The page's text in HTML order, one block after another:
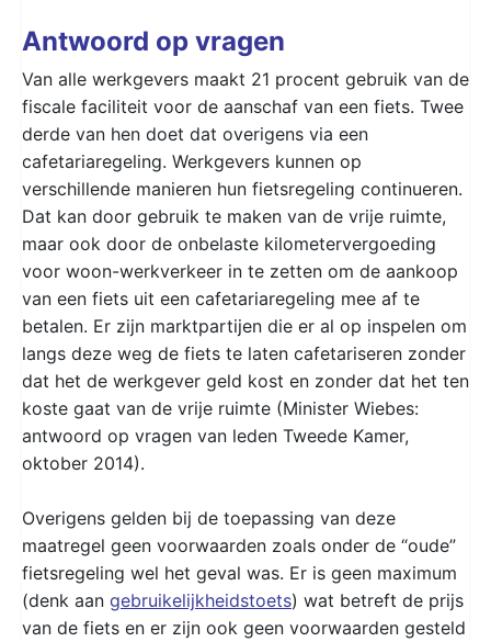
Antwoord op vragen
Van alle werkgevers maakt 21 procent gebruik van de
fiscale faciliteit voor de aanschaf van een fiets. Twee
derde van hen doet dat overigens via een
cafetariaregeling. Werkgevers kunnen op
verschillende manieren hun fietsregeling continueren.
Dat kan door gebruik te maken van de vrije ruimte,
maar ook door de onbelaste kilometervergoeding
voor woon-werkverkeer in te zetten om de aankoop
van een fiets uit een cafetariaregeling mee af te
betalen. Er zijn marktpartijen die er al op inspelen om
langs deze weg de fiets te laten cafetariseren zonder
dat het de werkgever geld kost en zonder dat het ten
koste gaat van de vrije ruimte (Minister Wiebes:
antwoord op vragen van leden Tweede Kamer,
oktober 2014).
Overigens gelden bij de toepassing van deze
maatregel geen voorwaarden zoals onder de “oude”
fietsregeling wel het geval was. Er is geen maximum
(denk aan gebruikelijkheidstoets) wat betreft de prijs
van de fiets en er zijn ook geen voorwaarden gesteld